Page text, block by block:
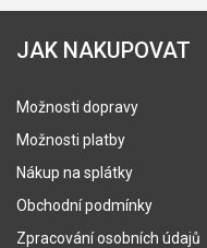
JAK NAKUPOVAT
Možnosti dopravy
Možnosti platby
Nákup na splátky
Obchodní podmínky
Zpracování osobních údajů